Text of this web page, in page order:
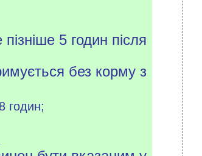
5 годин після
без корму з
годин;